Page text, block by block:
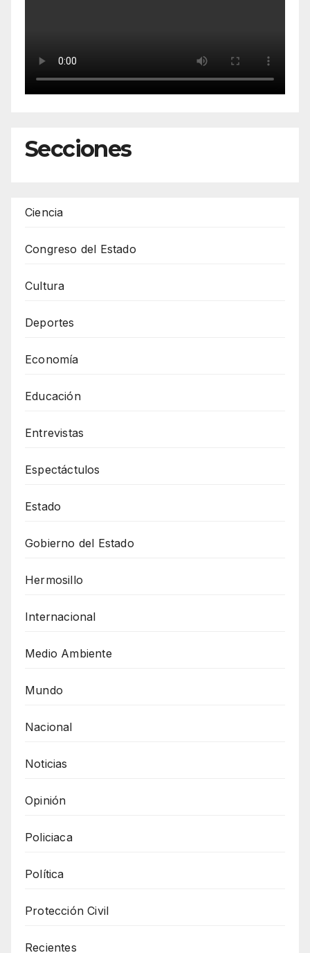
Secciones
Ciencia
Congreso del Estado
Cultura
Deportes
Economía
Educación
Entrevistas
Espectáctulos
Estado
Gobierno del Estado
Hermosillo
Internacional
Medio Ambiente
Mundo
Nacional
Noticias
Opinión
Policiaca
Política
Protección Civil
Recientes